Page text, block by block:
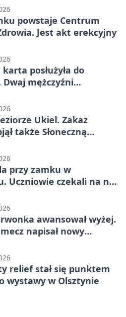
powstaje Centrum
Jest akt erekcyjny
posłużyła do
Dwaj mężczyźni
Ukiel. Zakaz
także Słoneczną
przy zamku w
Uczniowie czekali na nią
awansował wyżej.
napisał nowy
relief stał się punktem
wystawy w Olsztynie